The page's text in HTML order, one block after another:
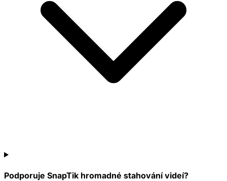
Podporuje SnapTik hromadné stahování videí?